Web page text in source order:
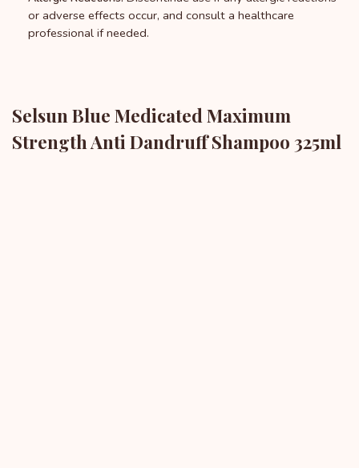
or adverse effects occur, and consult a healthcare
professional if needed.
Selsun Blue Medicated Maximum
Strength Anti Dandruff Shampoo 325ml